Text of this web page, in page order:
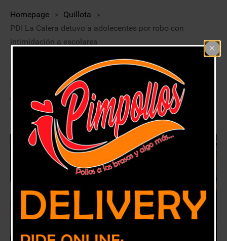
Homepage > Quillota
>
PDI La Calera detuvo a adolecentes por robo con
intimidación a escolares
PDI La Calera detuvo a adolecentes
por robo con intimidación a
escolares
30 enero, 2019 Quillota